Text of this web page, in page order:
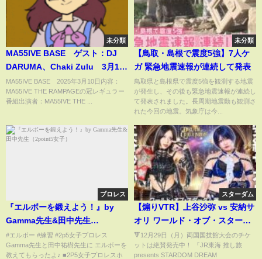
未分類
MA55IVE BASE ゲスト：DJ
DARUMA、Chaki Zulu 3月10
日
MA55IVE BASE 2025年3月10日内容：
MA55IVE THE RAMPAGEの冠レギュラー
番組出演者：MA55IVE THE ...
未分類
【鳥取・島根で震度5強】7人ケ
ガ 緊急地震速報が連続して発表
鳥取県と島根県で震度5強を観測する地震
が発生し、その後も緊急地震速報が連続し
て発表されました。長周期地震動も観測さ
れた今回の地震。気象庁は今...
プロレス
『エルボーを鍛えよう！』by
Gamma先生&田中先生
（2point5女子）
#エルボー #練習 #2p5女子プロレス
Gamma先生と田中祐樹先生に エルボーを
教えてもらったよ♪ ■2P5女子プロレスホ
スターダム
【煽りVTR】上谷沙弥 vs 安納サ
オリ ワールド・オブ・スターダ
ム選手権試合！12月29日(月)両
国国技館大会【スターダム】
🔻12月29日（月）両国国技館大会のチケ
ットは絶賛発売中！ 『JR東海 推し旅
presents STARDOM DREAM